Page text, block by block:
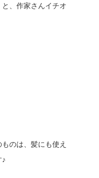
、作家さんイチオ
のは、髪にも使え